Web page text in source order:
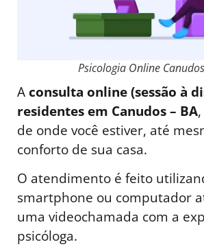
Psicologia Online
Aconsulta online (sessão à
residentes em Canudos – BA
de onde você estiver, até
conforto de sua casa.
O atendimento é feito
smartphone ou computador
uma videochamada com a
psicóloga.